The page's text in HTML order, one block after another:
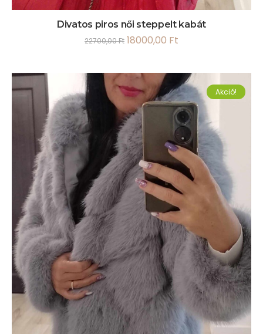
Divatos piros női steppelt kabát
22700,00Ft 18000,00 Ft
Akció!